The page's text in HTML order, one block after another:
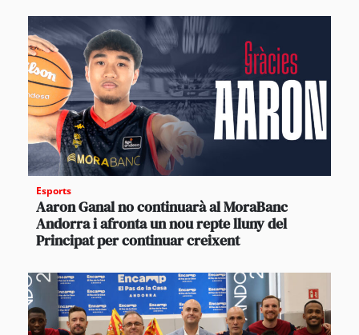
Esports
Aaron Ganal no continuarà al MoraBanc
Andorra i afronta un nou repte lluny del
Principat per continuar creixent